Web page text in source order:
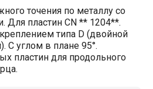
точения по металлу со
Для пластин CN ** 1204**.
типа D (двойной
углом в плане 95°.
пластин для продольного